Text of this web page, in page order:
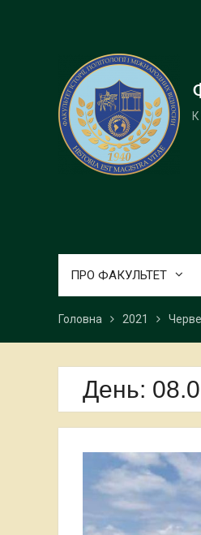
ПРО ФАКУЛЬТЕТ
Головна 2021
День: